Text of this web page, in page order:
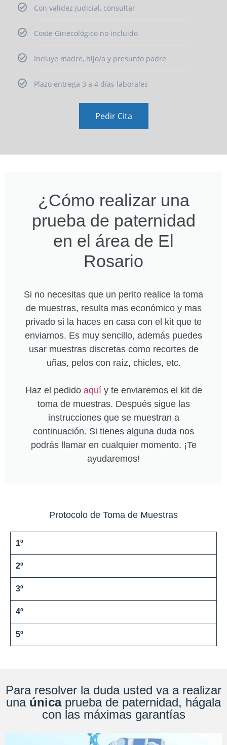
Con validez judicial, consultar
Coste Ginecológico no incluido
Incluye madre, hijo/a y presunto padre
Plazo entrega 3 a 4 días laborales
Pedir Cita
¿Cómo realizar una
prueba de paternidad
en el área de El
Rosario
Si no necesitas que un perito realice la toma
de muestras, resulta mas económico y mas
privado si la haces en casa con el kit que te
enviamos. Es muy sencillo, además puedes
usar muestras discretas como recortes de
uñas, pelos con raíz, chicles, etc.
Haz el pedido aquíy te enviaremos el kit de
toma de muestras. Después sigue las
instrucciones que se muestran a
continuación. Si tienes alguna duda nos
podrás llamar en cualquier momento. ¡Te
ayudaremos!
Protocolo de Toma de Muestras
1º
2º
3º
4º
5º
Para resolver la duda usted va a realizar
una únicaprueba de paternidad, hágala
con las máximas garantías